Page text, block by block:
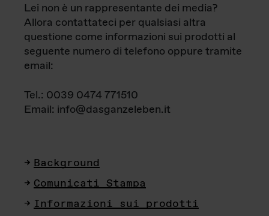
Lei non è un rappresentante dei media?
Allora contattateci per qualsiasi altra
questione come informazioni sui prodotti al
seguente numero di telefono oppure tramite
email:
Tel.: 0039 0474 771510
Email: info@dasganzeleben.it
Background
Comunicati Stampa
Informazioni sui prodotti